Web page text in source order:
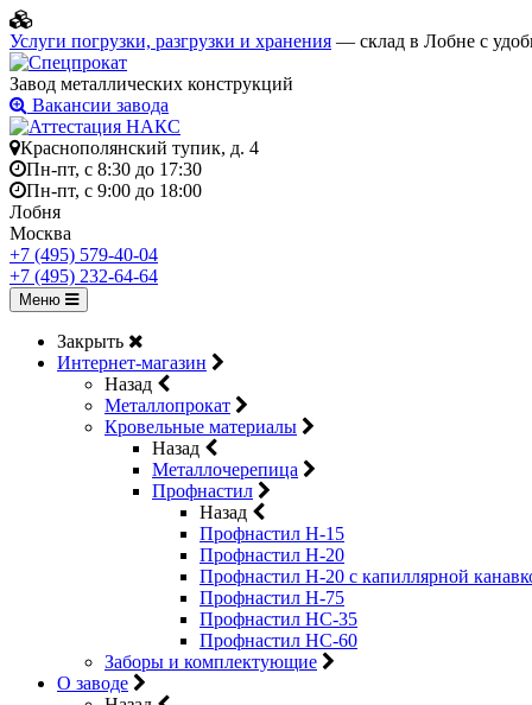
Услуги погрузки, разгрузки и хранения — склад в Лобне с
Завод металлических конструкций
Вакансии завода
Краснополянский тупик, д. 4
Пн-пт, с 8:30 до 17:30
Пн-пт, с 9:00 до 18:00
Лобня
Москва
+7 (495) 579-40-04
+7 (495) 232-64-64
Меню
Закрыть
Интернет-магазин
Назад
Металлопрокат
Кровельные материалы
Назад
Металлочерепица
Профнастил
Назад
Профнастил Н-15
Профнастил Н-20
Профнастил Н-20 с капиллярной
Профнастил Н-75
Профнастил НС-35
Профнастил НС-60
Заборы и комплектующие
О заводе